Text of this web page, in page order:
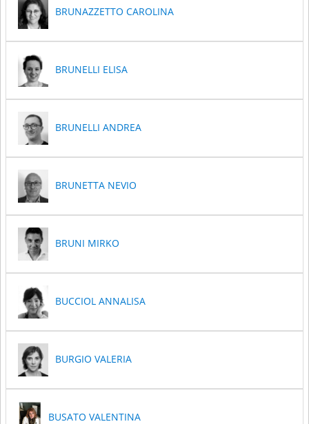
BRUNAZZETTO CAROLINA
BRUNELLI ELISA
BRUNELLI ANDREA
BRUNETTA NEVIO
BRUNI MIRKO
BUCCIOL ANNALISA
BURGIO VALERIA
BUSATO VALENTINA